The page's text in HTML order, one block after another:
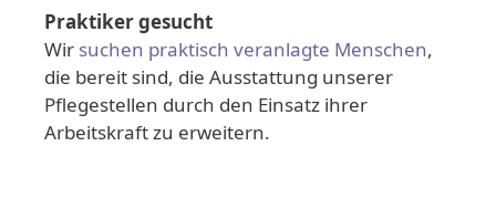
Praktiker gesucht
Wir suchen praktisch veranlagte Menschen,
die bereit sind, die Ausstattung unserer
Pflegestellen durch den Einsatz ihrer
Arbeitskraft zu erweitern.